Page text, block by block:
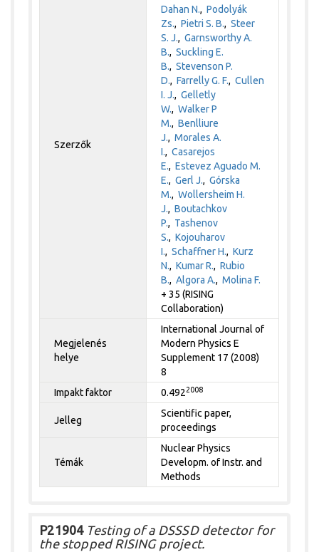
Szerzők
Dahan N.,Podolyák
Zs.,Pietri S. B.,Steer
S. J.,Garnsworthy A.
B.,Suckling E.
B.,Stevenson P.
D.,Farrelly G. F.,Cullen
I. J.,Gelletly
W.,Walker P
M.,Benlliure
J.,Morales A.
I.,Casarejos
E.,Estevez Aguado M.
E.,Gerl J.,Górska
M.,Wollersheim H.
J.,Boutachkov
P., Tashenov
S.,Kojouharov
I.,Schaffner H.,Kurz
N.,Kumar R.,Rubio
B.,Algora A.,Molina F.
+ 35 (RISING
Collaboration)
Megjelenés
helye
International Journal of
Modern Physics E
Supplement 17 (2008)
8
Impakt faktor
0.4922008
Jelleg
Scientific paper,
proceedings
Témák
Nuclear Physics
Developm. of Instr. and
Methods
P21904Testing of a DSSSD detector for
the stopped RISING project.